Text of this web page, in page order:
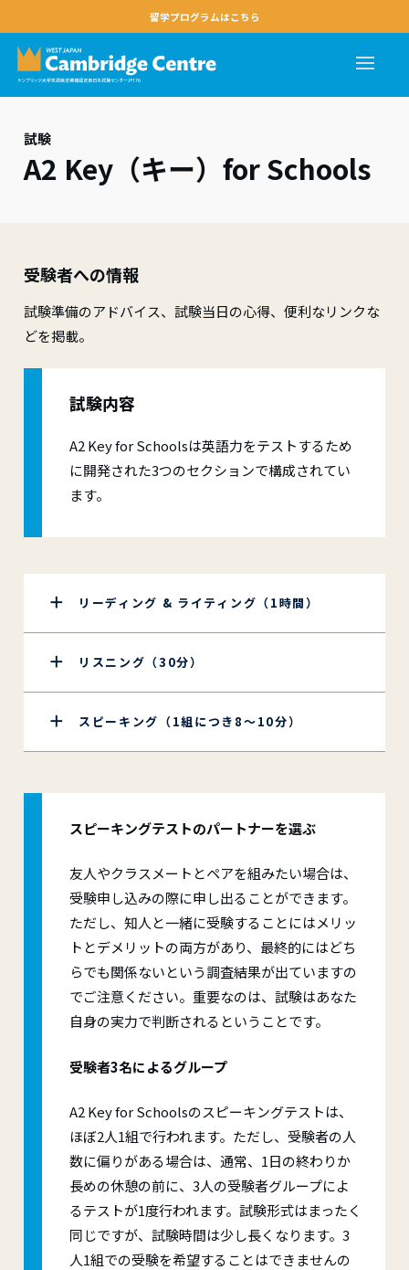
留学プログラムはこちら
試験
A2 Key（キー）for Schools
受験者への情報
試験準備のアドバイス、試験当日の心得、便利なリンクな
どを掲載。
試験内容
A2 Key for Schoolsは英語力をテストするため
に開発された3つのセクションで構成されてい
ます。
リーディング & ライティング（1時間）
リスニング（30分）
スピーキング（1組につき8～10分）
スピーキングテストのパートナーを選ぶ
友人やクラスメートとペアを組みたい場合は、
受験申し込みの際に申し出ることができます。
ただし、知人と一緒に受験することにはメリッ
トとデメリットの両方があり、最終的にはどち
らでも関係ないという調査結果が出ていますの
でご注意ください。重要なのは、試験はあなた
自身の実力で判断されるということです。
受験者3名によるグループ
A2 Key for Schoolsのスピーキングテストは、
ほぼ2人1組で行われます。ただし、受験者の人
数に偏りがある場合は、通常、1日の終わりか
長めの休憩の前に、3人の受験者グループによ
るテストが1度行われます。試験形式はまったく
同じですが、試験時間は少し長くなります。3
人1組での受験を希望することはできませんの